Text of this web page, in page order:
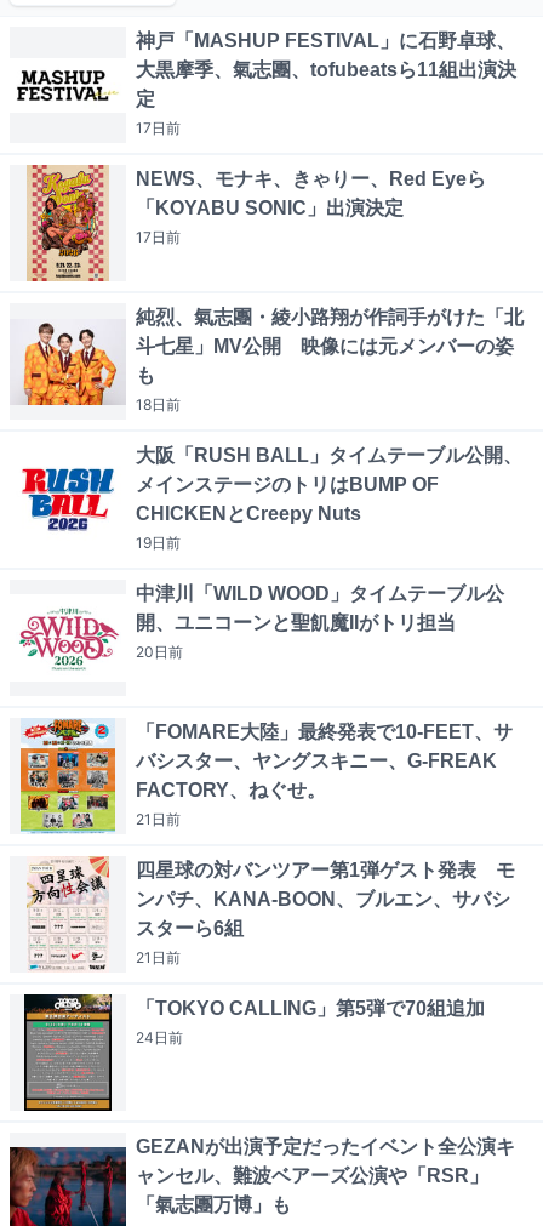
神戸「MASHUP FESTIVAL」に石野卓球、
大黒摩季、氣志團、tofubeatsら11組出演決
定
17日前
NEWS、モナキ、きゃりー、Red Eyeら
「KOYABU SONIC」出演決定
17日前
純烈、氣志團・綾小路翔が作詞手がけた「北
斗七星」MV公開 映像には元メンバーの姿
も
18日前
大阪「RUSH BALL」タイムテーブル公開、
メインステージのトリはBUMP OF
CHICKENとCreepy Nuts
19日前
中津川「WILD WOOD」タイムテーブル公
開、ユニコーンと聖飢魔IIがトリ担当
20日前
「FOMARE大陸」最終発表で10-FEET、サ
バシスター、ヤングスキニー、G-FREAK
FACTORY、ねぐせ。
21日前
四星球の対バンツアー第1弾ゲスト発表 モ
ンパチ、KANA-BOON、ブルエン、サバシ
スターら6組
21日前
「TOKYO CALLING」第5弾で70組追加
24日前
GEZANが出演予定だったイベント全公演キ
ャンセル、難波ベアーズ公演や「RSR」
「氣志團万博」も